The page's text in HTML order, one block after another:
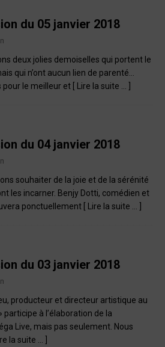
du 05 janvier 2018
deux jolies demoiselles qui portent le
qui n’ont aucun lien de parenté…
pour le meilleur et [ Lire la suite … ]
du 04 janvier 2018
souhaiter de la joie et de la sérénité
les incarner. Benjy Dotti, comédien et
ponctuellement [ Lire la suite … ]
du 03 janvier 2018
producteur et directeur artistique au
participe à l’élaboration de la
Live, mais pas seulement. Nous
la suite … ]